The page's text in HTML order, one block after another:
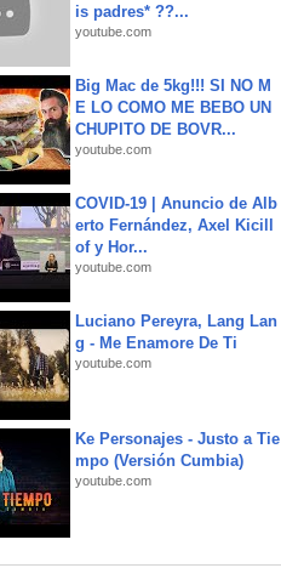
is padres* ??...
youtube.com
Big Mac de 5kg!!! SI NO M
E LO COMO ME BEBO UN
CHUPITO DE BOVR...
youtube.com
COVID-19 | Anuncio de Alb
erto Fernández, Axel Kicill
of y Hor...
youtube.com
Luciano Pereyra, Lang Lan
g - Me Enamore De Ti
youtube.com
Ke Personajes - Justo a Tie
mpo (Versión Cumbia)
youtube.com